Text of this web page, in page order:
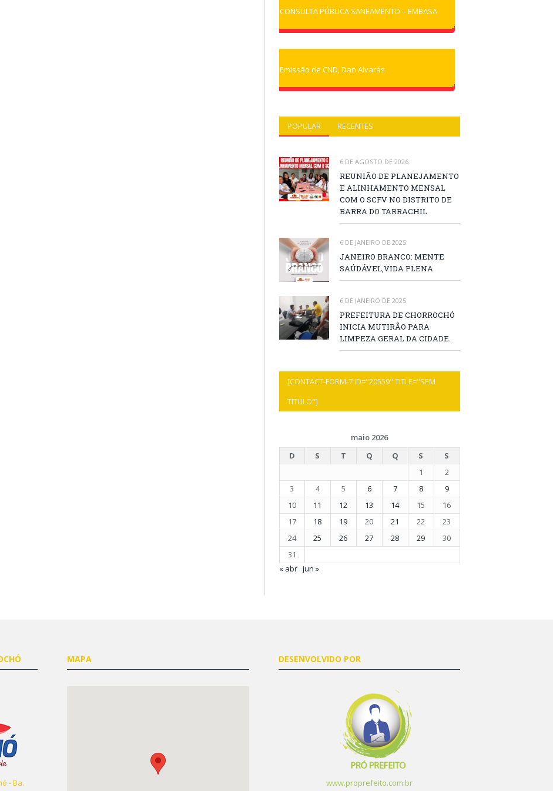
CONSULTA PÚBLICA SANEAMENTO – EMBASA
Emissão de CND, Dan Alvarás
POPULAR RECENTES
6 DE AGOSTO DE 2026
REUNIÃO DE PLANEJAMENTO
E ALINHAMENTO MENSAL
COM O SCFV NO DISTRITO DE
BARRA DO TARRACHIL
6 DE JANEIRO DE 2025
JANEIRO BRANCO: MENTE
SAÚDÁVEL,VIDA PLENA
6 DE JANEIRO DE 2025
PREFEITURA DE CHORROCHÓ
INICIA MUTIRÃO PARA
LIMPEZA GERAL DA CIDADE.
[CONTACT-FORM-7 ID="20559" TITLE="SEM
TÍTULO"]
maio 2026
D
S T Q Q S
S
1
2
3
4 5 6 7 8
9
10
11 12 13 14 15
16
17
18 19 20 21 22
23
24
25 26 27 28 29
30
31
« abr jun »
- Ba.
MAPA DESENVOLVIDO POR
www.proprefeito.com.br